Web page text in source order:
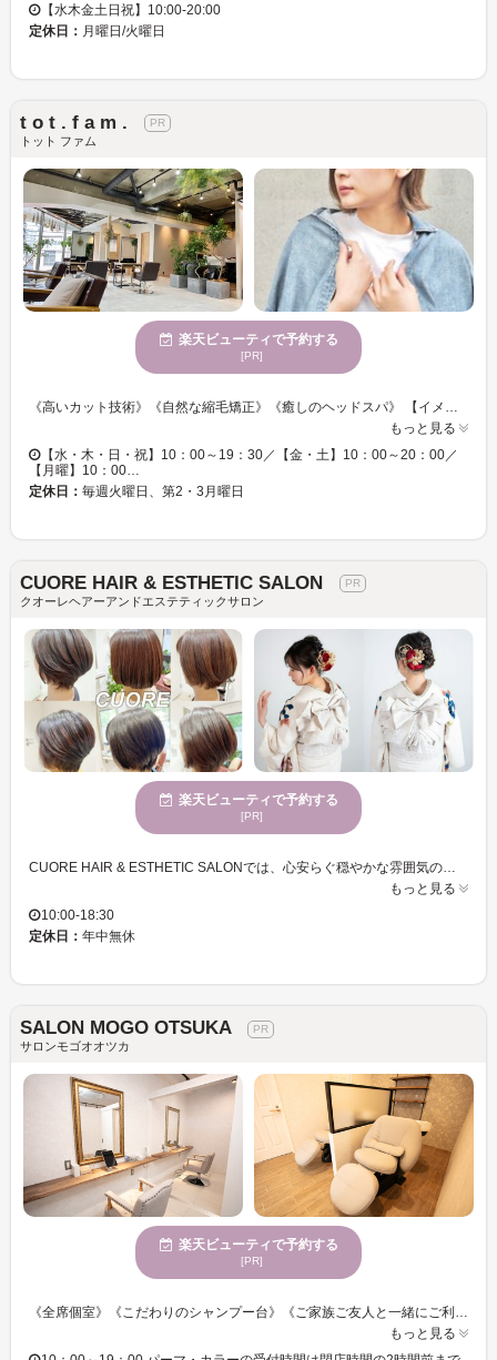
【水木金土日祝】10:00-20:00
定休日： 月曜日/火曜日
t o t . f a m .
トット ファム
楽天ビューティで予約する
[PR]
《高いカット技術》《自然な縮毛矯正》《癒しのヘッドスパ》 【イメージを変えたい・似合うデザインが見つからない・・・あなたのお悩みに合うスタイルをご提供☆】 「骨格×髪質」を見極め、計算しつくされたカット技術をご提供☆ご自宅でのスタイリングも楽に♪ 当サロンで旬を押さえたスタイルが手に入る☆彡 アナタのなりたかったイメージを当サロンのスタイリストが叶えます！
もっと見る
【水・木・日・祝】10：00～19：30／【金・土】10：00～20：00／
【月曜】10：00…
定休日： 毎週火曜日、第2・3月曜日
CUORE HAIR & ESTHETIC SALON
クオーレヘアーアンドエステティックサロン
楽天ビューティで予約する
[PR]
CUORE HAIR & ESTHETIC SALONでは、心安らぐ穏やかな雰囲気の中で、あなたの美しさを引き立てる特別な時間をお過ごしいただけます。落ち着いた魅力あふれる女性に特に支持されている当サロンでは、全ての施術を1人で対応いたしますので、お客様一人一人のニーズに丁寧に応えられる環境を整えています。貴方だけの時間を大切にしながら、なりたい自分に近づけるお手伝いをいたします。また、安心してご利用いただけるよう、カウンセリングを大切にしております。心身ともに満足するサービスを体感してください。CUORE HAIR & ESTHETIC SALONで、新しい自分を見つけるお手伝いをさせていただきます。
もっと見る
10:00-18:30
定休日： 年中無休
SALON MOGO OTSUKA
サロンモゴオオツカ
楽天ビューティで予約する
[PR]
《全席個室》《こだわりのシャンプー台》《ご家族ご友人と一緒にご利用可能》 こうなりたい！をお聞かせ下さい☆ライフスタイルに合わせたご提案をいたします◎ 一人ひとりの骨格にフィットするオーダーメイドなスタイルが手に入る！！ 全席個室の落ち着いた空間でリラックス！ シャンプー台はシートが大きく、まるでベットで寝ているかような感覚◎ トリートメントやヘッドスパでくつろげる空間をご提供。 話題頭浸浴も導入◎ ベテランスタイリスト在籍！ きっと満足して頂けますので、お気軽にご来店くださいませ。 ＃大塚ブリーチ＃大塚白髪ぼかしハイライト #イルミナカラー #頭浸浴 ＃大塚インナーカラー＃大塚エクステ＃大塚メンズ＃大塚ダブルカラー＃大塚イヤリングカラー＃大塚ヘッドスパ＃大塚メンズカット＃大塚韓国＃大塚カラー＃大塚縮毛矯正 #イルミナカラー＃髪質改善＃縮毛矯正＃ハイライト＃ヘッドスパ
もっと見る